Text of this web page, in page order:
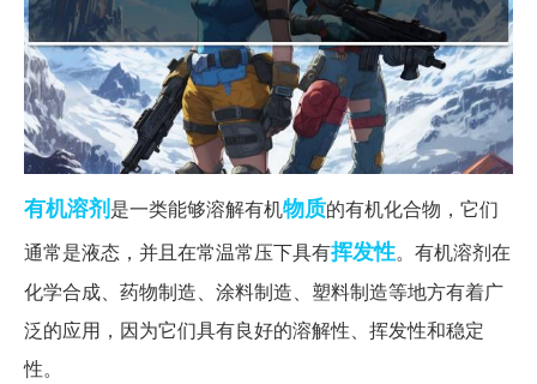
有机溶剂是一类能够溶解有机物质的有机化合物，它们
通常是液态，并且在常温常压下具有挥发性。有机溶剂在
化学合成、药物制造、涂料制造、塑料制造等地方有着广
泛的应用，因为它们具有良好的溶解性、挥发性和稳定
性。